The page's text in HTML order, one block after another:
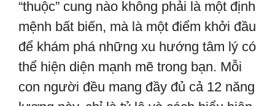
“thuộc” cung nào không phải là một định
mệnh bất biến, mà là một điểm khởi đầu
để khám phá những xu hướng tâm lý có
thể hiện diện mạnh mẽ trong bạn. Mỗi
con người đều mang đầy đủ cả 12 năng